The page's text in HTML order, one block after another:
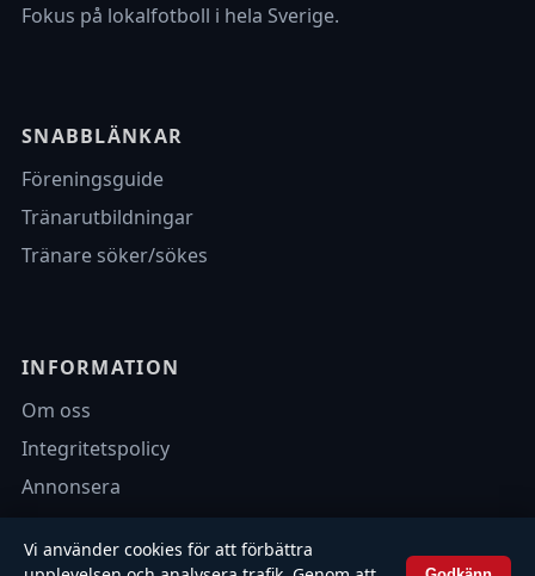
Fokus på lokalfotboll i hela Sverige.
SNABBLÄNKAR
Föreningsguide
Tränarutbildningar
Tränare söker/sökes
INFORMATION
Om oss
Integritetspolicy
Annonsera
Vi använder cookies för att förbättra